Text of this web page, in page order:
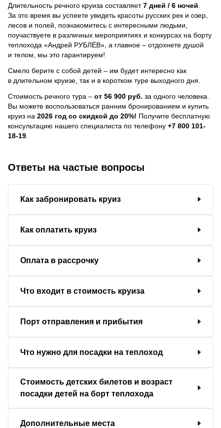
Длительность речного круиза составляет7 дней / 6 ночей
За это время вы успеете увидеть красоты русских рек и озер,
лесов и полей, познакомитесь с интересными людьми,
поучаствуете в различных мероприятиях и конкурсах на борту
теплохода «Андрей РУБЛЁВ», а главное – отдохнете душой
и телом, мы это гарантируем!
Смело берите с собой детей – им будет интересно как
в длительном круизе, так и в коротком туре выходного дня.
Стоимость речного тура – от 56 900 руб. за одного человека.
Вы можете воспользоваться ранним бронированием и купить
круиз на 2026 год со скидкой до 20%! Получите бесплатную
консультацию нашего специалиста по телефону +7 800 101-
18-19
Ответы на частые вопросы
Как забронировать круиз
Как оплатить круиз
Оплата в рассрочку
Что входит в стоимость круиза
Порт отправления и прибытия
Что нужно для посадки на теплоход
Стоимость детских билетов и возраст
посадки детей на борт теплохода
Дополнительные места